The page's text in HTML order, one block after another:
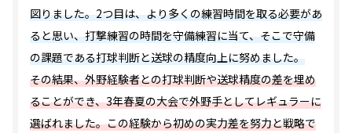
図りました。2つ目は、より多くの練習時間を取る必要があ
ると思い、打撃練習の時間を守備練習に当て、そこで守備
の課題である打球判断と送球の精度向上に努めました。
その結果、外野経験者との打球判断や送球精度の差を埋め
ることができ、3年春夏の大会で外野手としてレギュラーに
選ばれました。この経験から初めの実力差を努力と戦略で